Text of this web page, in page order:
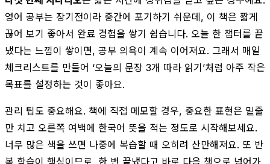
영어 공부는 장기전이라 중간에 포기하기 쉬운데, 이 책은 짧게
끊어 보기 좋아서 완료 경험을 쌓기 쉽습니다. 오늘 한 챕터를 끝
냈다는 느낌이 쌓이면, 공부 의욕이 계속 이어져요. 그래서 매일
체크리스트를 만들어 ‘오늘의 문장 3개 따라 읽기’처럼 아주 작은
목표를 설정하는 것이 좋아요.
관리 팁도 중요해요. 책에 직접 메모할 경우, 중요한 표현은 밑줄
만 치고 오른쪽 여백에 한국어 뜻을 적는 정도로 시작해보세요.
너무 많은 색을 쓰면 나중에 복습할 때 오히려 산만해져요. 또 반
복 학습이 핵심이므로, 한 번 끝냈다고 바로 다음 책으로 넘어가